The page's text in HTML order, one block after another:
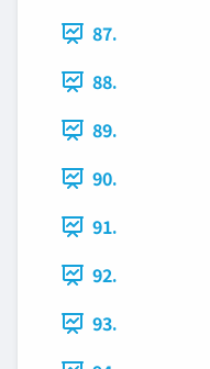
87.
88.
89.
90.
91.
92.
93.